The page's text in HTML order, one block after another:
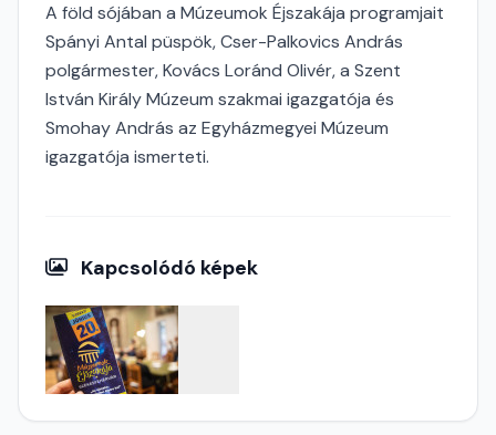
A föld sójában a Múzeumok Éjszakája programjait
Spányi Antal püspök, Cser-Palkovics András
polgármester, Kovács Loránd Olivér, a Szent
István Király Múzeum szakmai igazgatója és
Smohay András az Egyházmegyei Múzeum
igazgatója ismerteti.
Kapcsolódó képek